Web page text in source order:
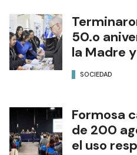
50.o
la Madre
SOCIEDAD
Formosa
de 200
el uso